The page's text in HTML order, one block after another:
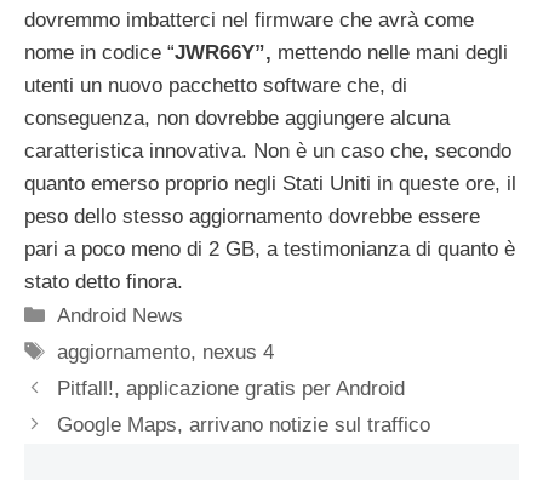
dovremmo imbatterci nel firmware che avrà come
nome in codice “JWR66Y”, mettendo nelle mani degli
utenti un nuovo pacchetto software che, di
conseguenza, non dovrebbe aggiungere alcuna
caratteristica innovativa. Non è un caso che, secondo
quanto emerso proprio negli Stati Uniti in queste ore, il
peso dello stesso aggiornamento dovrebbe essere
pari a poco meno di 2 GB, a testimonianza di quanto è
stato detto finora.
Categorie
Android News
Tag
aggiornamento, nexus 4
Pitfall!, applicazione gratis per Android
Google Maps, arrivano notizie sul traffico